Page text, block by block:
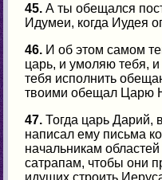
45. А ты обещался
Идумеи, когда Иудея
46. И об этом самом
царь, и умоляю тебя,
тебя исполнить
твоими обещал Царю
47. Тогда царь Дарий,
написал ему письма
начальникам
сатрапам, чтобы они
идущих строить